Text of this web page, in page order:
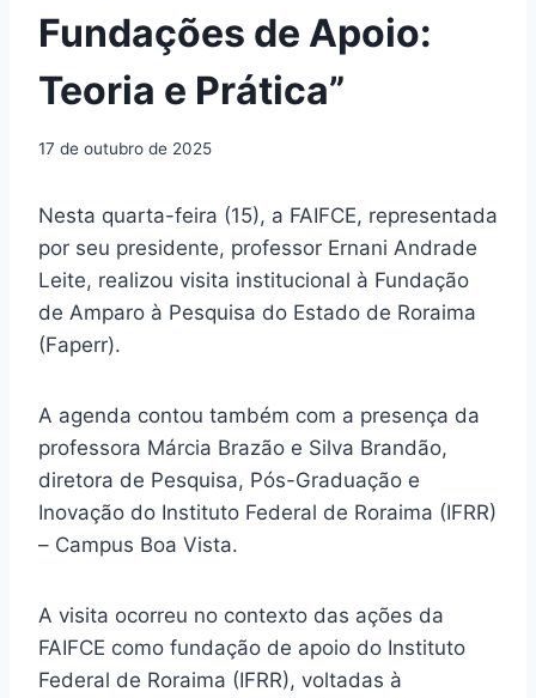
Fundações de Apoio:
Teoria e Prática”
17 de outubro de 2025
Nesta quarta-feira (15), a FAIFCE, representada
por seu presidente, professor Ernani Andrade
Leite, realizou visita institucional à Fundação
de Amparo à Pesquisa do Estado de Roraima
(Faperr).
A agenda contou também com a presença da
professora Márcia Brazão e Silva Brandão,
diretora de Pesquisa, Pós-Graduação e
Inovação do Instituto Federal de Roraima (IFRR)
– Campus Boa Vista.
A visita ocorreu no contexto das ações da
FAIFCE como fundação de apoio do Instituto
Federal de Roraima (IFRR), voltadas à